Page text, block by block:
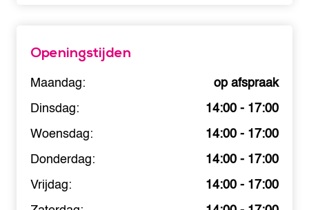
Openingstijden
Maandag:
op afspraak
Dinsdag:
14:00 - 17:00
Woensdag:
14:00 - 17:00
Donderdag:
14:00 - 17:00
Vrijdag:
14:00 - 17:00